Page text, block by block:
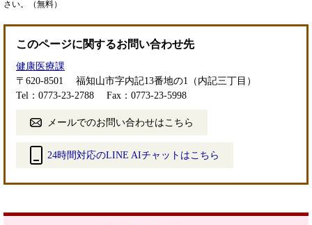
さい。（無料）
このページに関するお問い合わせ先
健康医療課
〒620-8501
福知山市字内記13番地の1（内記三丁目）
Tel：0773-23-2788
Fax：0773-23-5998
メールでのお問い合わせはこちら
24時間対応のLINE AIチャットはこちら
リ